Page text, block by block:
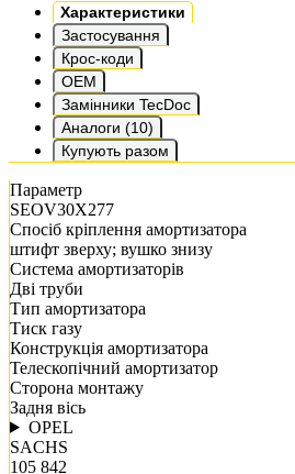
Характеристики
Застосування
Крос-коди
OEM
Замінники TecDoc
Аналоги (10)
Купують разом
Параметр
SEOV30X277
Спосіб кріплення амортизатора
штифт зверху; вушко знизу
Система амортизаторів
Дві труби
Тип амортизатора
Тиск газу
Конструкція амортизатора
Телескопічний амортизатор
Сторона монтажу
Задня вісь
OPEL
SACHS
105 842